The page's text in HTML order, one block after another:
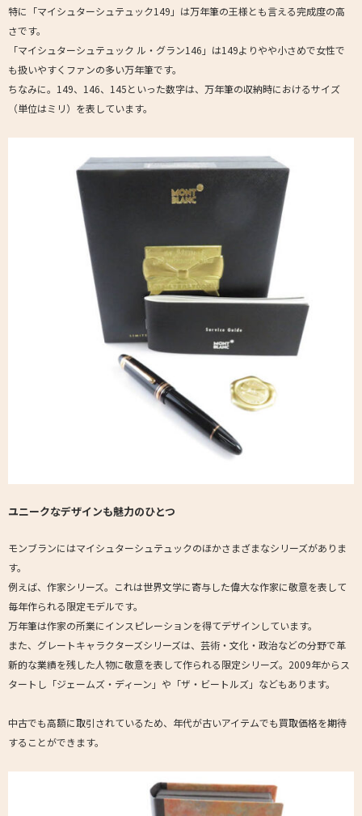
特に「マイシュターシュテュック149」は万年筆の王様とも言える完成度の高
さです。
「マイシュターシュテュック ル・グラン146」は149よりやや小さめで女性で
も扱いやすくファンの多い万年筆です。
ちなみに。149、146、145といった数字は、万年筆の収納時におけるサイズ
（単位はミリ）を表しています。
ユニークなデザインも魅力のひとつ
モンブランにはマイシュターシュテュックのほかさまざまなシリーズがありま
す。
例えば、作家シリーズ。これは世界文学に寄与した偉大な作家に敬意を表して
毎年作られる限定モデルです。
万年筆は作家の所業にインスピレーションを得てデザインしています。
また、グレートキャラクターズシリーズは、芸術・文化・政治などの分野で革
新的な業績を残した人物に敬意を表して作られる限定シリーズ。2009年からス
タートし「ジェームズ・ディーン」や「ザ・ビートルズ」などもあります。
中古でも高額に取引されているため、年代が古いアイテムでも買取価格を期待
することができます。